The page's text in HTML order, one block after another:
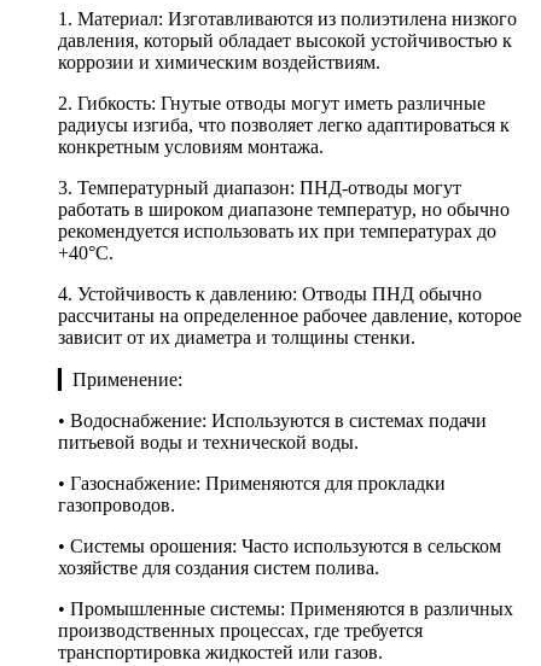
1. Материал: Изготавливаются из полиэтилена низкого
давления, который обладает высокой устойчивостью к
коррозии и химическим воздействиям.
2. Гибкость: Гнутые отводы могут иметь различные
радиусы изгиба, что позволяет легко адаптироваться к
конкретным условиям монтажа.
3. Температурный диапазон: ПНД-отводы могут
работать в широком диапазоне температур, но обычно
рекомендуется использовать их при температурах до
+40°C.
4. Устойчивость к давлению: Отводы ПНД обычно
рассчитаны на определенное рабочее давление, которое
зависит от их диаметра и толщины стенки.
▎Применение:
• Водоснабжение: Используются в системах подачи
питьевой воды и технической воды.
• Газоснабжение: Применяются для прокладки
газопроводов.
• Системы орошения: Часто используются в сельском
хозяйстве для создания систем полива.
• Промышленные системы: Применяются в различных
производственных процессах, где требуется
транспортировка жидкостей или газов.